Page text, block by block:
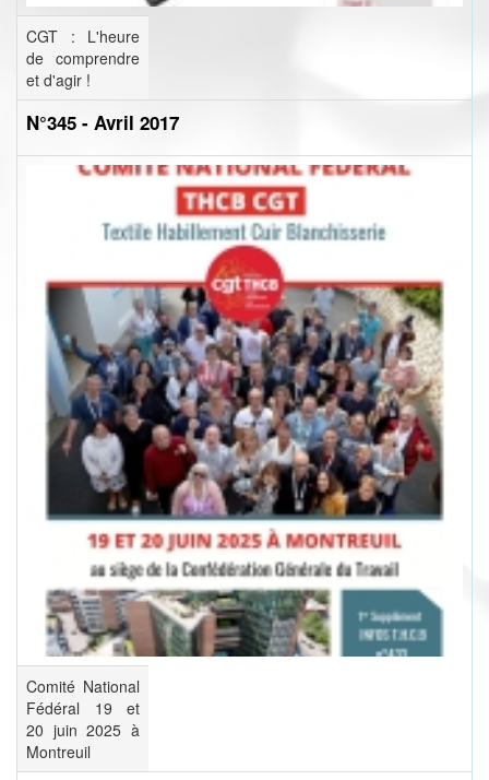
CGT : L'heure
de comprendre
et d'agir !
N°345 - Avril 2017
Comité National
Fédéral 19 et
20 juin 2025 à
Montreuil